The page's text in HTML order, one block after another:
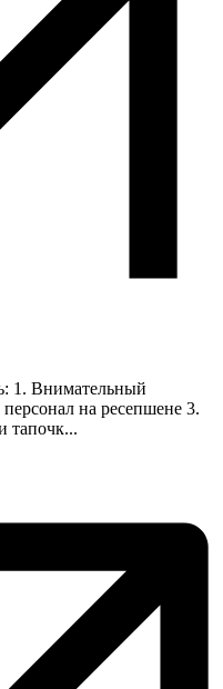
1. Внимательный
на ресепшене 3.
тапочк...